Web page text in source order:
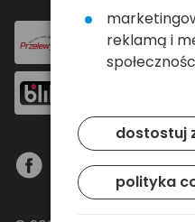
reklamą i
dostostuj
polityka